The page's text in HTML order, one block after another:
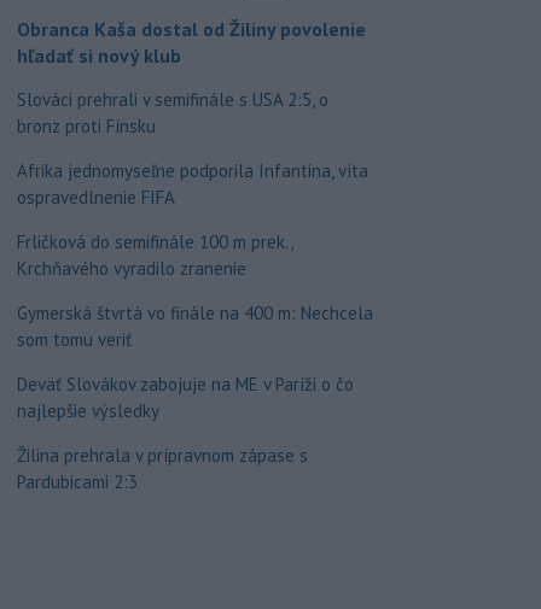
Obranca Kaša dostal od Žiliny povolenie
hľadať si nový klub
Slováci prehrali v semifinále s USA 2:5, o
bronz proti Fínsku
Afrika jednomyseľne podporila Infantina, víta
ospravedlnenie FIFA
Frličková do semifinále 100 m prek.,
Krchňavého vyradilo zranenie
Gymerská štvrtá vo finále na 400 m: Nechcela
som tomu veriť
Deväť Slovákov zabojuje na ME v Paríži o čo
najlepšie výsledky
Žilina prehrala v prípravnom zápase s
Pardubicami 2:3